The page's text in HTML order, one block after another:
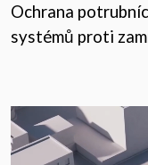
Ochrana
systémů proti